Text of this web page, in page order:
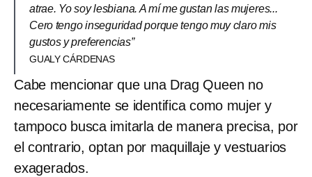
atrae. Yo soy lesbiana. A mí me gustan las mujeres...
Cero tengo inseguridad porque tengo muy claro mis
gustos y preferencias”
GUALY CÁRDENAS
Cabe mencionar que una Drag Queen no
necesariamente se identifica como mujer y
tampoco busca imitarla de manera precisa, por
el contrario, optan por maquillaje y vestuarios
exagerados.